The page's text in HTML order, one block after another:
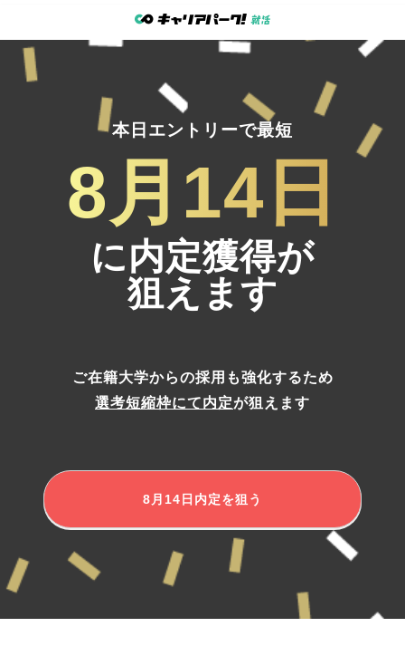
本日エントリーで最短
8月14日
に内定獲得が
狙えます
ご在籍大学からの採用も強化するため
選考短縮枠にて内定が狙えます
8月14日 内定を狙う